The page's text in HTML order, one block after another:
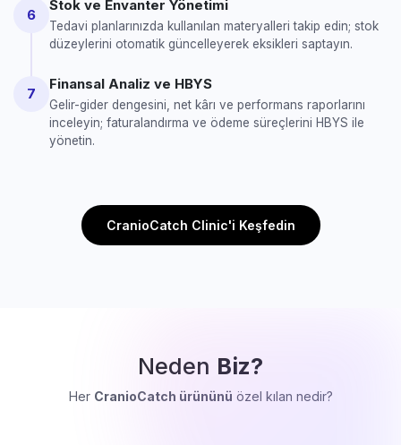
6
Stok ve Envanter Yönetimi
Tedavi planlarınızda kullanılan materyalleri takip edin; stok
düzeylerini otomatik güncelleyerek eksikleri saptayın.
7
Finansal Analiz ve HBYS
Gelir-gider dengesini, net kârı ve performans raporlarını
inceleyin; faturalandırma ve ödeme süreçlerini HBYS ile
yönetin.
CranioCatch Clinic'i Keşfedin
Neden Biz?
Her CranioCatch ürününü özel kılan nedir?